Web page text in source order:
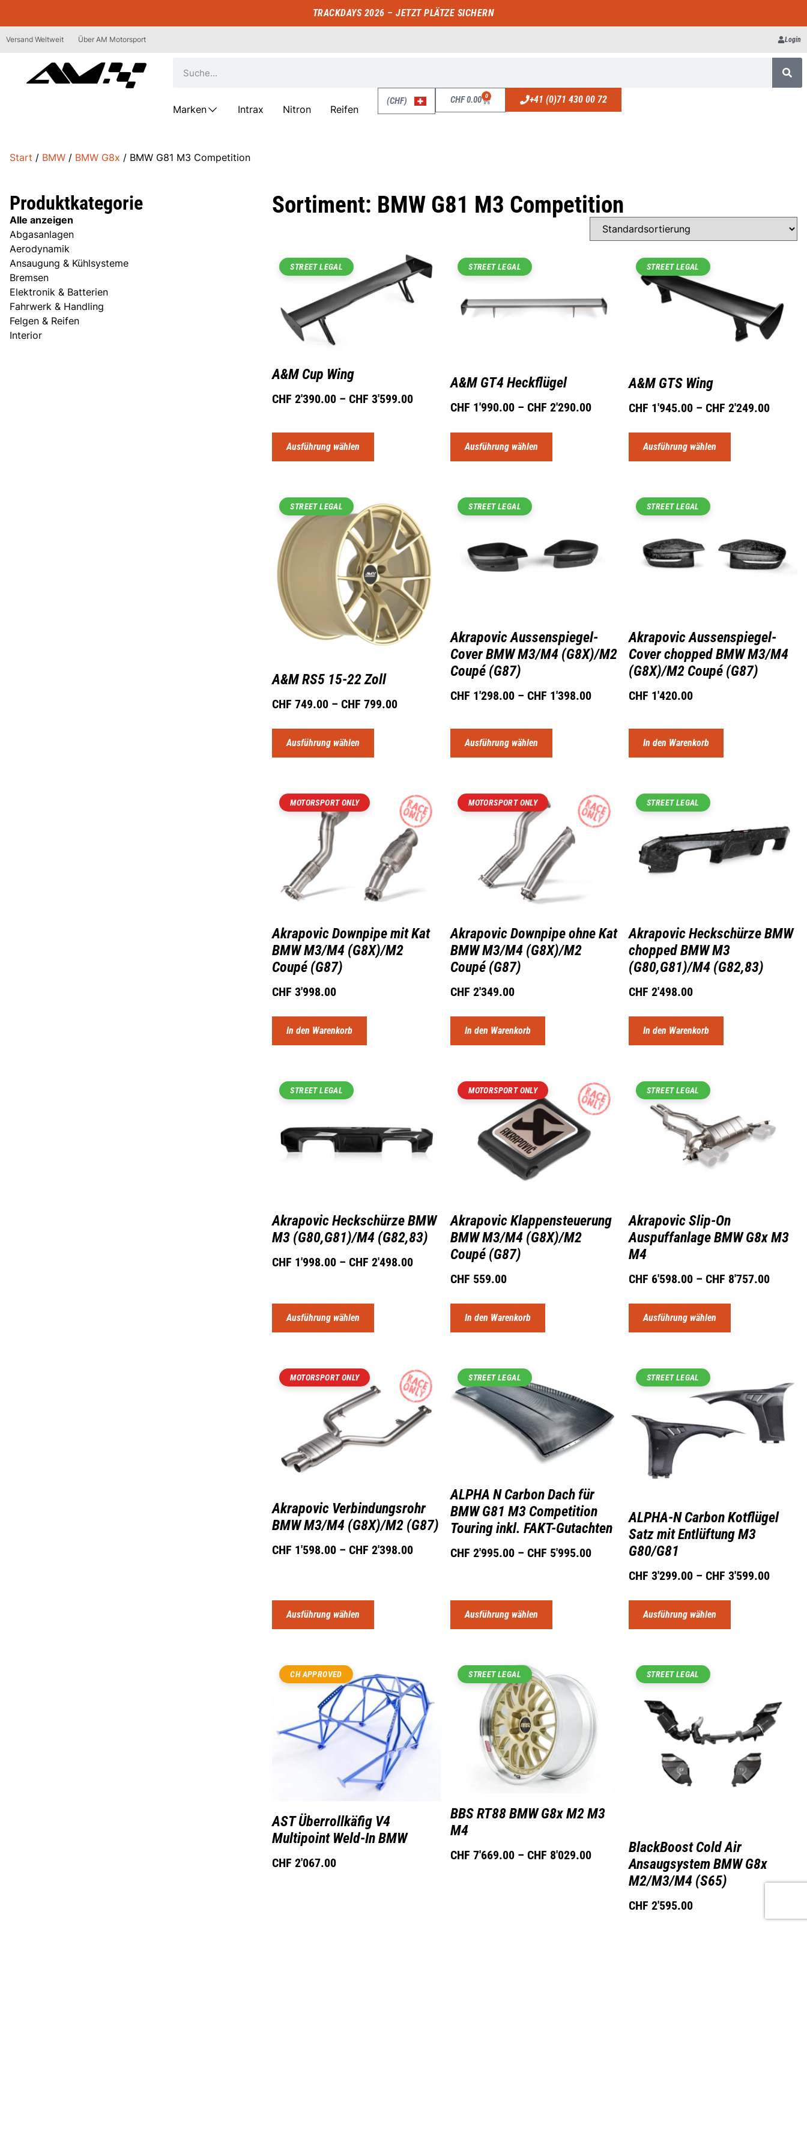
TRACKDAYS 2026 – JETZT PLÄTZE SICHERN
Versand Weltweit Über AM Motorsport Login
Marken Intrax Nitron Reifen
(CHF) CHF0.00 0 +41 (0)71 430 00 72
Start / BMW / BMW G8x / BMW G81 M3 Competition
Produktkategorie
Alle anzeigen
Abgasanlagen
Aerodynamik
Ansaugung & Kühlsysteme
Bremsen
Elektronik & Batterien
Fahrwerk & Handling
Felgen & Reifen
Interior
Sortiment: BMW G81 M3 Competition
STREET LEGAL
A&M Cup Wing
CHF 2'390.00 –CHF 3'599.00
Ausführung wählen
STREET LEGAL
A&M GT4 Heckflügel
CHF 1'990.00 –CHF 2'290.00
Ausführung wählen
STREET LEGAL
A&M GTS Wing
CHF 1'945.00 –CHF 2'249.00
Ausführung wählen
STREET LEGAL
A&M RS5 15-22 Zoll
CHF 749.00 –CHF 799.00
Ausführung wählen
STREET LEGAL
Akrapovic Aussenspiegel-
Cover BMW M3/M4 (G8X)/M2
Coupé (G87)
CHF 1'298.00 –CHF 1'398.00
Ausführung wählen
STREET LEGAL
Akrapovic Aussenspiegel-
Cover chopped BMW M3/M4
(G8X)/M2 Coupé (G87)
CHF 1'420.00
In den Warenkorb
MOTORSPORT ONLY
Akrapovic Downpipe mit Kat
BMW M3/M4 (G8X)/M2
Coupé (G87)
CHF 3'998.00
In den Warenkorb
MOTORSPORT ONLY
Akrapovic Downpipe ohne Kat
BMW M3/M4 (G8X)/M2
Coupé (G87)
CHF 2'349.00
In den Warenkorb
STREET LEGAL
Akrapovic Heckschürze BMW
chopped BMW M3
(G80,G81)/M4 (G82,83)
CHF 2'498.00
In den Warenkorb
STREET LEGAL
Akrapovic Heckschürze BMW
M3 (G80,G81)/M4 (G82,83)
CHF 1'998.00 –CHF 2'498.00
Ausführung wählen
MOTORSPORT ONLY
Akrapovic Klappensteuerung
BMW M3/M4 (G8X)/M2
Coupé (G87)
CHF 559.00
In den Warenkorb
STREET LEGAL
Akrapovic Slip-On
Auspuffanlage BMW G8x M3
M4
CHF 6'598.00 –CHF 8'757.00
Ausführung wählen
MOTORSPORT ONLY
Akrapovic Verbindungsrohr
BMW M3/M4 (G8X)/M2 (G87)
CHF 1'598.00 –CHF 2'398.00
Ausführung wählen
STREET LEGAL
ALPHA N Carbon Dach für
BMW G81 M3 Competition
Touring inkl. FAKT-Gutachten
CHF 2'995.00 –CHF 5'995.00
Ausführung wählen
STREET LEGAL
ALPHA-N Carbon Kotflügel
Satz mit Entlüftung M3
G80/G81
CHF 3'299.00 –CHF 3'599.00
Ausführung wählen
CH APPROVED
AST Überrollkäfig V4
Multipoint Weld-In BMW
CHF 2'067.00
STREET LEGAL
BBS RT88 BMW G8x M2 M3
M4
CHF 7'669.00 –CHF 8'029.00
STREET LEGAL
BlackBoost Cold Air
Ansaugsystem BMW G8x
M2/M3/M4 (S65)
CHF 2'595.00